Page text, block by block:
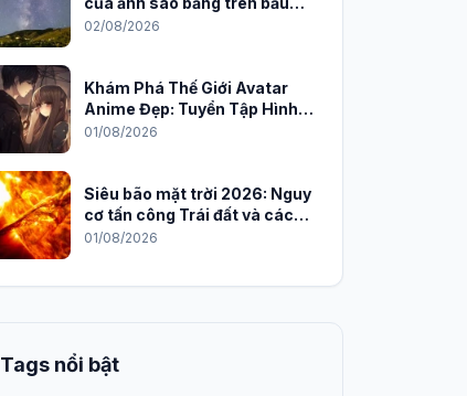
trời đêm
02/08/2026
Khám Phá Thế Giới Avatar
Anime Đẹp: Tuyển Tập Hình
Nền Độc Đáo Cho Năm 2026
01/08/2026
Siêu bão mặt trời 2026: Nguy
cơ tấn công Trái đất và cách
phòng chống
01/08/2026
Tags nổi bật